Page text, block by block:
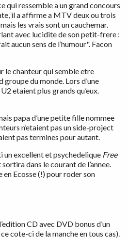
qui ressemble a un grand concours
il a affirme a MTV deux ou trois
les vrais sont un cauchemar.
avec lucidite de son petit-frere :
aucun sens de l’humour". Facon
le chanteur qui semble etre
groupe du monde. Lors d’une
etaient plus grands qu’eux.
papa d’une petite fille nommee
n’etaient pas un side-project
pas termines pour autant.
un excellent et psychedelique Free
dans le courant de l’annee.
en Ecosse (!) pour roder son
CD avec DVD bonus d’un
cote-ci de la manche en tous cas).